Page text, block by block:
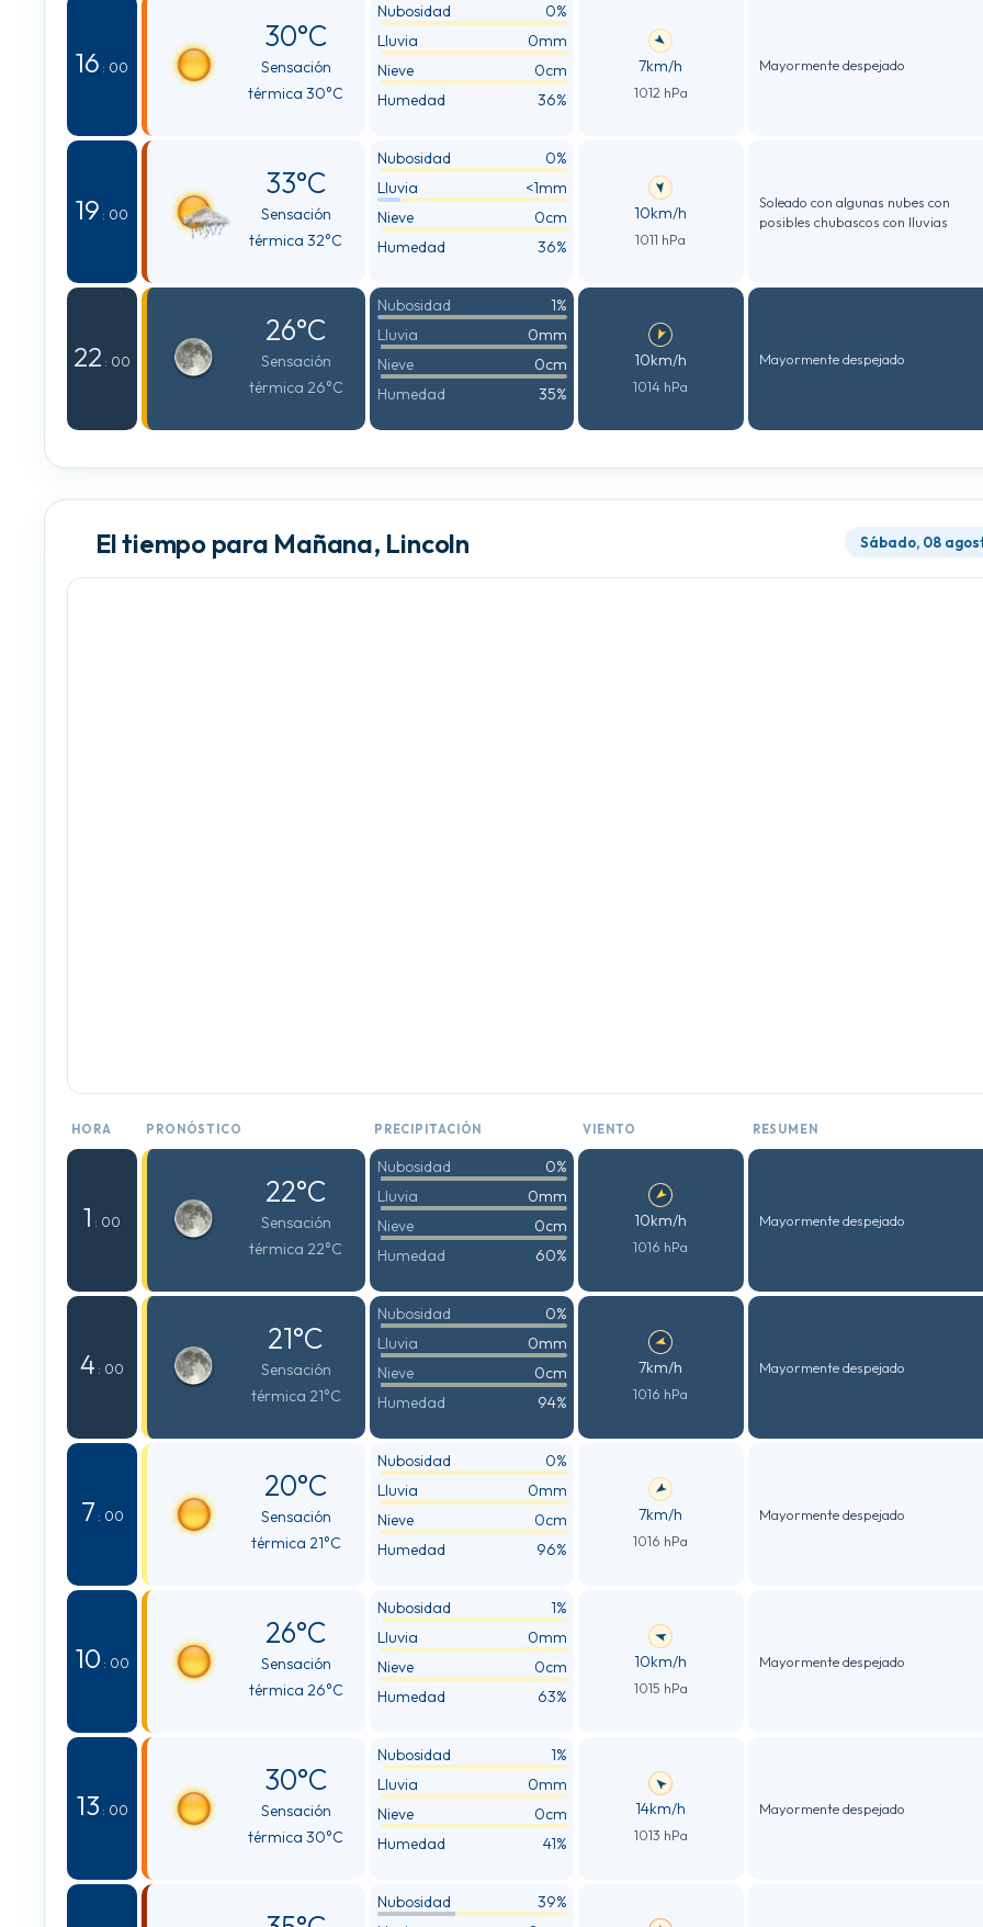
16 : 00
30°C
Sensación
térmica 30°C
Nubosidad
0%
Lluvia
0mm
Nieve
0cm
Humedad
36%
7km/h
1012 hPa
Mayormente despejado
19 : 00
33°C
Sensación
térmica 32°C
Nubosidad
0%
Lluvia
<1mm
Nieve
0cm
Humedad
36%
10km/h
1011 hPa
Soleado con algunas nubes con
posibles chubascos con lluvias
22 : 00
26°C
Sensación
térmica 26°C
Nubosidad
1%
Lluvia
0mm
Nieve
0cm
Humedad
35%
10km/h
1014 hPa
Mayormente despejado
El tiempo para Mañana, Lincoln Sábado, 08
HORA PRONÓSTICO PRECIPITACIÓN VIENTO RESUMEN
1 : 00
22°C
Sensación
térmica 22°C
Nubosidad
0%
Lluvia
0mm
Nieve
0cm
Humedad
60%
10km/h
1016 hPa
Mayormente despejado
4 : 00
21°C
Sensación
térmica 21°C
Nubosidad
0%
Lluvia
0mm
Nieve
0cm
Humedad
94%
7km/h
1016 hPa
Mayormente despejado
7 : 00
20°C
Sensación
térmica 21°C
Nubosidad
0%
Lluvia
0mm
Nieve
0cm
Humedad
96%
7km/h
1016 hPa
Mayormente despejado
10 : 00
26°C
Sensación
térmica 26°C
Nubosidad
1%
Lluvia
0mm
Nieve
0cm
Humedad
63%
10km/h
1015 hPa
Mayormente despejado
13 : 00
30°C
Sensación
térmica 30°C
Nubosidad
1%
Lluvia
0mm
Nieve
0cm
Humedad
41%
14km/h
1013 hPa
Mayormente despejado
Nubosidad
39%